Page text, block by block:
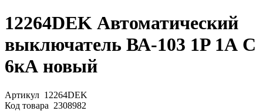
12264DEK Автоматический
выключатель ВА-103 1P 1А C
6кА новый
Артикул 12264DEK
Код товара 2308982